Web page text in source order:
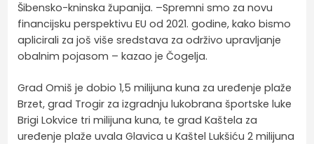
Šibensko-kninska županija. –Spremni smo za novu
financijsku perspektivu EU od 2021. godine, kako bismo
aplicirali za još više sredstava za održivo upravljanje
obalnim pojasom – kazao je Čogelja.
Grad Omiš je dobio 1,5 milijuna kuna za uređenje plaže
Brzet, grad Trogir za izgradnju lukobrana športske luke
Brigi Lokvice tri milijuna kuna, te grad Kaštela za
uređenje plaže uvala Glavica u Kaštel Lukšiću 2 milijuna